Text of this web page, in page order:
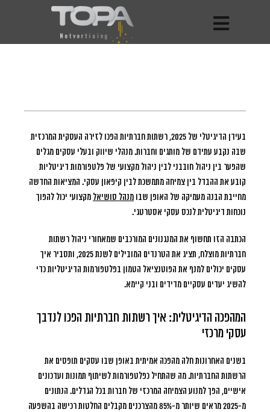
בעידן הדיגיטלי של 2025, רשתות חברתיות הפכו לזירה העסקית המרכזית
שבה נקבע עתידם של מותגים וחברות.מנהלי שיווק ובעלי עסקים מגלים
שהפער בין ניהול חובבני לבין ניהול מקצועי של פלטפורמות דיגיטליות
קובע את ההבדל בין צמיחה מתמשכת לבין קיפאון עסקי. המציאות החדשה
מחייבת הבנה מעמיקה של האופן שבו מנהל סושיאל מקצועי יכול להפוך
נוכחות דיגיטלית לנכס עסקי אסטרטגי.
הכתבה הזו תחשוף את המנגנונים המורכבים שמאחורי ניהול רשתות
חברתיות מוצלח, תציג את הטרנדים המובילים לשנת 2025, ותסביר איך
עסקים יכולים למנף את הפוטנציאל הטמון בפלטפורמות הדיגיטליות כדי
להשיג יעדים עסקיים מדידים ובני קיימא.
המהפכה הדיגיטלית: איך רשתות חברתיות הפכו לנדבך
עסקי מרכזי
בשנים האחרונות חלה מהפכה אמיתית באופן שבו עסקים תופסים את
הרשתות החברתיות. מה שהתחיל כפלטפורמות לשיתוף תמונות ועדכונים
אישיים, הפך למנוע הצמיחה המרכזי של חברות בכל הגדלים. הנתונים
מ-2025 מראים שיותר מ-85% מהצרכנים מקבלים החלטות רכישה בהשפעה